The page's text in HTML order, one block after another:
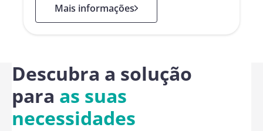
Mais informações
: Namirial Sign
Descubra a solução
para as suas
necessidades